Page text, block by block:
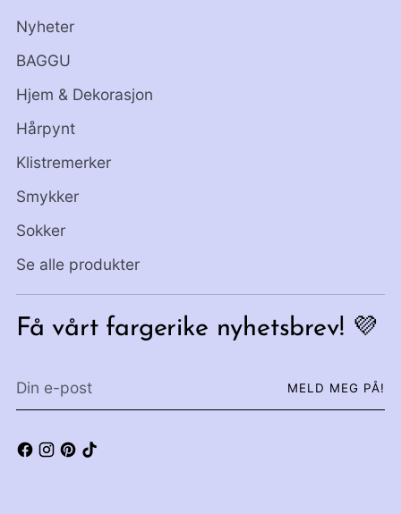
Nyheter
BAGGU
Hjem & Dekorasjon
Hårpynt
Klistremerker
Smykker
Sokker
Se alle produkter
Få vårt fargerike nyhetsbrev! 💜
e-
MELD MEG PÅ!